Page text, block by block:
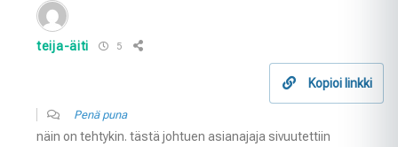
teija-äiti 5
Kopioi linkki
Penä puna
näin on tehtykin. tästä johtuen asianajaja sivuutettiin